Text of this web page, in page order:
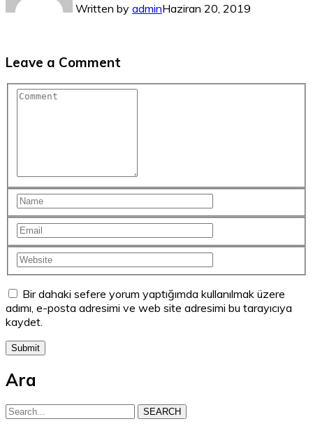
Written by adminHaziran 20, 2019
Leave a Comment
Bir dahaki sefere yorum yaptığımda kullanılmak üzere
adımı, e-posta adresimi ve web site adresimi bu tarayıcıya
kaydet.
Ara
SEARCH